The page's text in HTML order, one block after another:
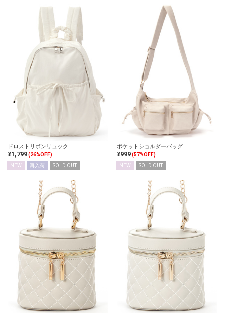
ドロストリボンリュック
¥1,799(26%OFF)
NEW
再入荷 SOLD OUT
ポケットショルダーバッグ
¥999(57%OFF)
NEW
SOLD OUT